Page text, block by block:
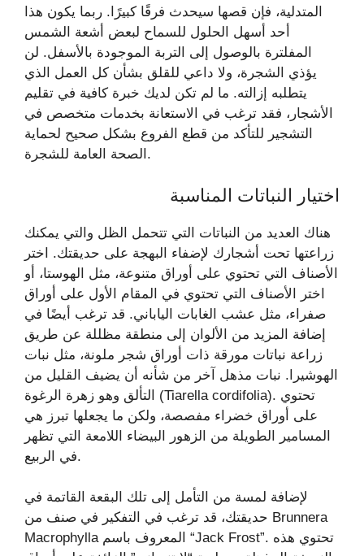
المتدلية، فإن قصها سيحدث فرقًا كبيرًا. ربما يكون هذا
أحد أسهل الحلول للسماح لبعض أشعة الشمس
المفلترة بالوصول إلى التربة الموجودة بالأسفل. لن
يؤذي الشجرة، ولا داعي للقلق بشأن كل العمل الذي
يتطلبه إزالته. ما لم تكن لديك خبرة كافية في تقليم
الأشجار، فقد ترغب في الاستعانة بخدمات متخصص في
التشجير للتأكد من قطع الفروع بشكل صحيح لحماية
الصحة العامة للشجرة.
اختيار النباتات المناسبة
هناك العديد من النباتات التي تتحمل الظل والتي يمكنك
زراعتها تحت أشجارك لإضفاء البهجة على حديقتك. اختر
الأصناف التي تحتوي على أوراق متنوعة، مثل الهوستا، أو
اختر الأصناف التي تحتوي في المقام الأول على أوراق
صفراء، مثل عشب الغابات الياباني. قد ترغب أيضًا في
إضافة المزيد من الألوان إلى منطقة مظللة عن طريق
زراعة نباتات مورقة ذات أوراق شجر ملونة، مثل نبات
الهوشيرا. نبات مذهل آخر من شأنه أن يضيف القليل من
التألق وهو زهرة الرغوة (Tiarella cordifolia). تحتوي
على أوراق خضراء مفصصة، ولكن ما يجعلها تبرز هي
المسامير الطويلة من الزهور البيضاء اللامعة التي تظهر
في الربيع.
لإضافة لمسة من التأمل إلى تلك البقعة القاتمة في
حديقتك، قد ترغب في التفكير في صنف من Brunnera
Macrophylla المعروف باسم “Jack Frost”. تحتوي هذه